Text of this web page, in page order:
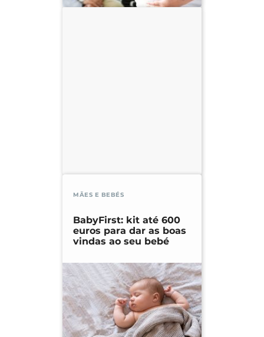
MÃES E BEBÉS
BabyFirst: kit até 600
euros para dar as boas
vindas ao seu bebé